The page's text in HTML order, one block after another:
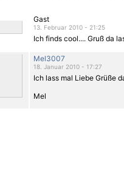
Gast
13. Februar 2010 - 21:25
Ich finds cool.... Gruß da
Mel3007
18. Januar 2010 - 17:27
Ich lass mal Liebe Grüße
Mel